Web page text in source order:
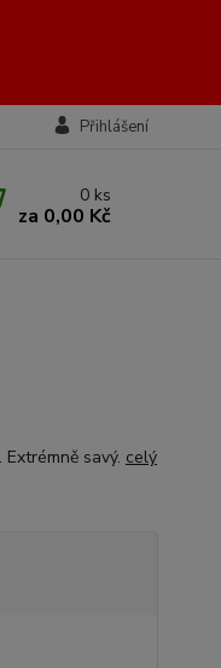
Přihlášení
0 ks
za 0,00 Kč
savý. celý